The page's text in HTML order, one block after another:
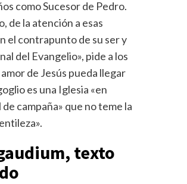
como Sucesor de Pedro.
de la atención a esas
el contrapunto de su ser y
del Evangelio», pide a los
de Jesús pueda llegar
es una Iglesia «en
campaña» que no teme la
texto